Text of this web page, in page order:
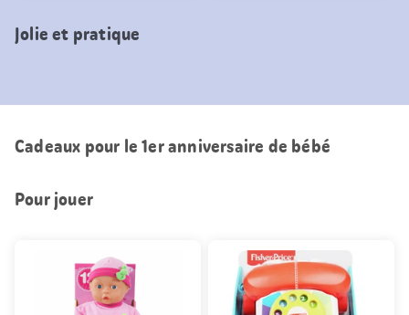
Jolie et pratique
Cadeaux pour le 1er anniversaire de bébé
Pour jouer